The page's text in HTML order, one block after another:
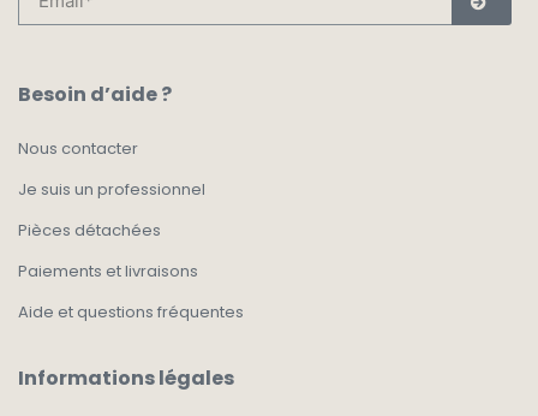
Besoin d’aide ?
Nous contacter
Je suis un professionnel
Pièces détachées
Paiements et livraisons
Aide et questions fréquentes
Informations légales